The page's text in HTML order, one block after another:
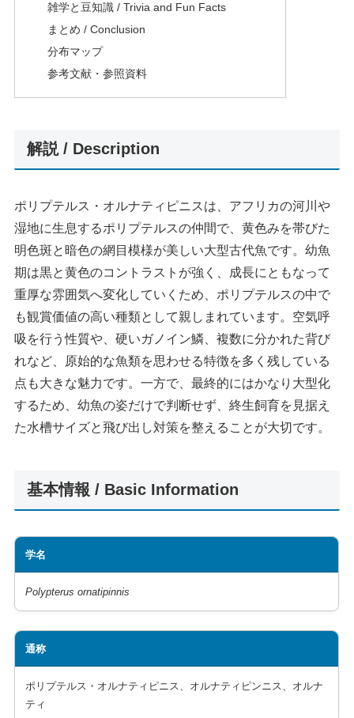
雑学と豆知識 / Trivia and Fun Facts
まとめ / Conclusion
分布マップ
参考文献・参照資料
解説 / Description
ポリプテルス・オルナティピニスは、アフリカの河川や
湿地に生息するポリプテルスの仲間で、黄色みを帯びた
明色斑と暗色の網目模様が美しい大型古代魚です。幼魚
期は黒と黄色のコントラストが強く、成長にともなって
重厚な雰囲気へ変化していくため、ポリプテルスの中で
も観賞価値の高い種類として親しまれています。空気呼
吸を行う性質や、硬いガノイン鱗、複数に分かれた背び
れなど、原始的な魚類を思わせる特徴を多く残している
点も大きな魅力です。一方で、最終的にはかなり大型化
するため、幼魚の姿だけで判断せず、終生飼育を見据え
た水槽サイズと飛び出し対策を整えることが大切です。
基本情報 / Basic Information
学名
Polypterus ornatipinnis
通称
ポリプテルス・オルナティピニス、オルナティピンニス、オルナ
ティ